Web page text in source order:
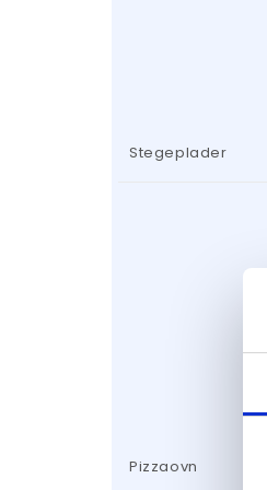
Stegeplader
Pizzaovn